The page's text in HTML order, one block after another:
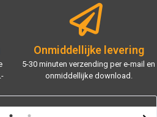
Onmiddellijke levering
5-30 minuten verzending per e-mail en
onmiddellijke download.